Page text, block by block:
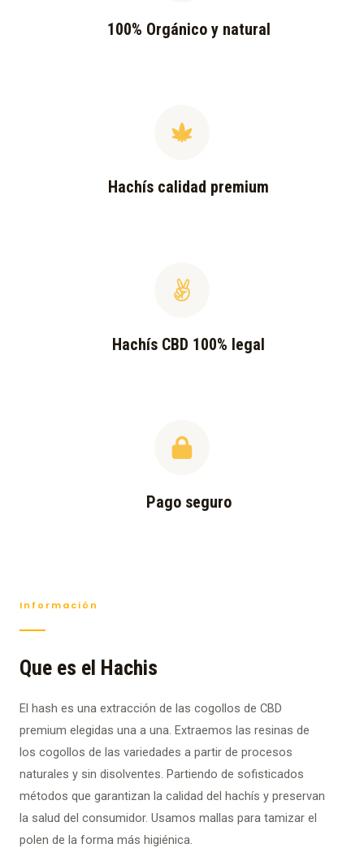
100% Orgánico y natural
Hachís calidad premium
Hachís CBD 100% legal
Pago seguro
Información
Que es el Hachis
El hash es una extracción de las cogollos de CBD
premium elegidas una a una. Extraemos las resinas de
los cogollos de las variedades a partir de procesos
naturales y sin disolventes. Partiendo de sofisticados
métodos que garantizan la calidad del hachís y preservan
la salud del consumidor. Usamos mallas para tamizar el
polen de la forma más higiénica.